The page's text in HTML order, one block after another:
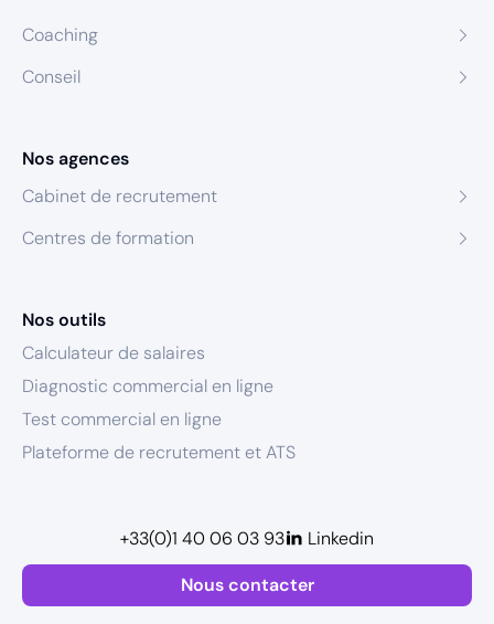
Coaching
Conseil
Nos agences
Cabinet de recrutement
Centres de formation
Nos outils
Calculateur de salaires
Diagnostic commercial en ligne
Test commercial en ligne
Plateforme de recrutement et ATS
Nous contacter
+33(0)1 40 06 03 93 Linkedin